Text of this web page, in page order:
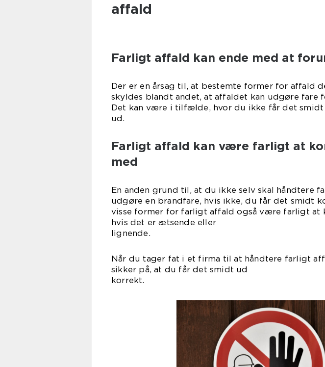
affald
Farligt affald kan ende med at
Der er en årsag til, at bestemte former for affald
skyldes blandt andet, at affaldet kan udgøre fare
Det kan være i tilfælde, hvor du ikke får det
Farligt affald kan være farligt at
med
En anden grund til, at du ikke selv skal håndtere
udgøre en brandfare, hvis ikke, du får det smidt
visse former for farligt affald også være farligt at
hvis det er ætsende eller
Når du tager fat i et firma til at håndtere farligt
sikker på, at du får det smidt ud